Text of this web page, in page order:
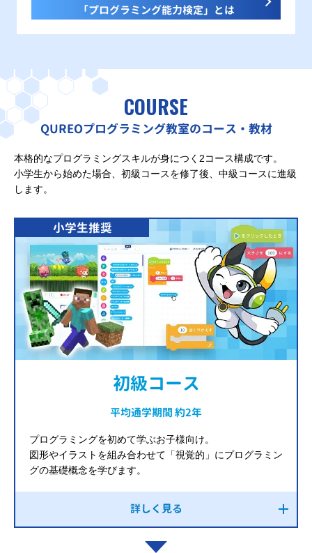
「プログラミング能力検定」とは
COURSE
QUREOプログラミング教室のコース・教材
本格的なプログラミングスキルが身につく2コース構成です。
小学生から始めた場合、初級コースを修了後、中級コースに進級
します。
小学生推奨
初級コース
平均通学期間 約2年
プログラミングを初めて学ぶお子様向け。
図形やイラストを組み合わせて「視覚的」にプログラミン
グの基礎概念を学びます。
詳しく見る